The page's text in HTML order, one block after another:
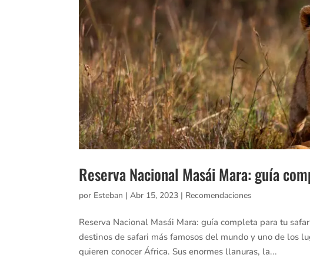
Reserva Nacional Masái Mara: guía
por Esteban |Abr 15, 2023 | Recomendaciones
Reserva Nacional Masái Mara: guía completa para tu
destinos de safari más famosos del mundo y uno de los
quieren conocer África. Sus enormes llanuras, la...